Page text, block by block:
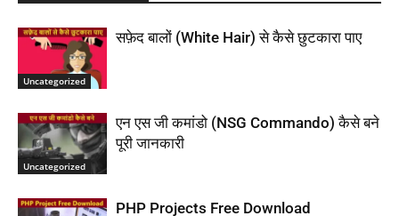
Uncategorized
सफ़ेद बालों (White Hair) से कैसे छुटकारा पाए
Uncategorized
एन एस जी कमांडो (NSG Commando) कैसे बने
पूरी जानकारी
PHP Projects Free Download